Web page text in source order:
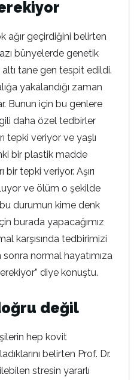
ağır geçirdiğini belirten
bünyelerde genetik
altı tane gen tespit edildi.
yakalandığı zaman
Bunun için bu genlere
daha özel tedbirler
tepki veriyor ve yaşlı
bir plastik madde
tepki veriyor. Aşırı
ve ölüm o şekilde
durumun kime denk
burada yapacağımız
karşısında tedbirimizi
normal hayatımıza
diye konuştu.
değil
hep kovit
belirten Prof. Dr.
stresin yararlı